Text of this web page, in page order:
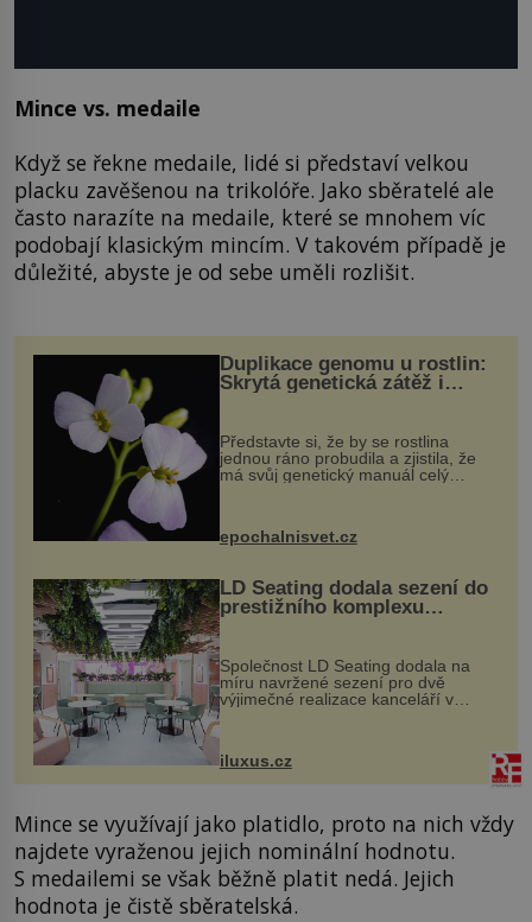
Mince vs. medaile
Když se řekne medaile, lidé si představí velkou
placku zavěšenou na trikolóře. Jako sběratelé ale
často narazíte na medaile, které se mnohem víc
podobají klasickým mincím. V takovém případě je
důležité, abyste je od sebe uměli rozlišit.
Duplikace genomu u rostlin:
Skrytá genetická zátěž i
Představte si, že by se rostlina
jednou ráno probudila a zjistila, že
má svůj genetický manuál celý
vstupenka...
epochalnisvet.cz
LD Seating dodala sezení do
prestižního komplexu
MediaCityUK v Salfordu
Společnost LD Seating dodala na
míru navržené sezení pro dvě
výjimečné realizace kanceláří v
areálu MediaCityUK v anglickém
budov Media...
iluxus.cz
Mince se využívají jako platidlo, proto na nich vždy
najdete vyraženou jejich nominální hodnotu.
S medailemi se však běžně platit nedá. Jejich
hodnota je čistě sběratelská.